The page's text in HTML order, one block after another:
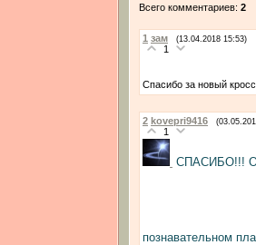
Всего комментариев: 2
1 зам (13.04.2018 15:53)
1
Спасибо за новый
2 kovepri9416
1
СПАСИБО!!!
познавательном